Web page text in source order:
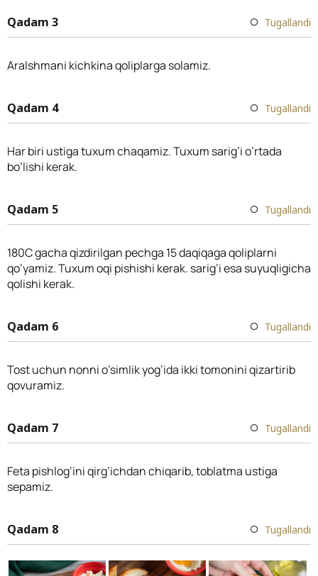
Qadam 3 Tugallandi
Aralshmani kichkina qoliplarga solamiz.
Qadam 4 Tugallandi
Har biri ustiga tuxum chaqamiz. Tuxum sarig’i o’rtada
bo’lishi kerak.
Qadam 5 Tugallandi
180C gacha qizdirilgan pechga 15 daqiqaga qoliplarni
qo’yamiz. Tuxum oqi pishishi kerak. sarig’i esa suyuqligicha
qolishi kerak.
Qadam 6 Tugallandi
Tost uchun nonni o’simlik yog’ida ikki tomonini qizartirib
qovuramiz.
Qadam 7 Tugallandi
Feta pishlog’ini qirg’ichdan chiqarib, toblatma ustiga
sepamiz.
Qadam 8 Tugallandi